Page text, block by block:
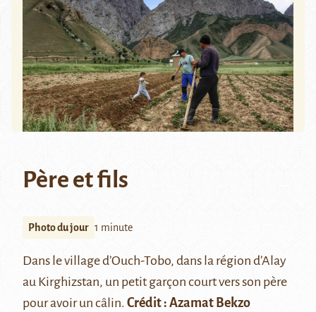
Père et fils
Photo du jour 1 minute
Dans le village d’Ouch-Tobo, dans la région d’Alay
au Kirghizstan, un petit garçon court vers son père
pour avoir un câlin. Crédit : Azamat Bekzo